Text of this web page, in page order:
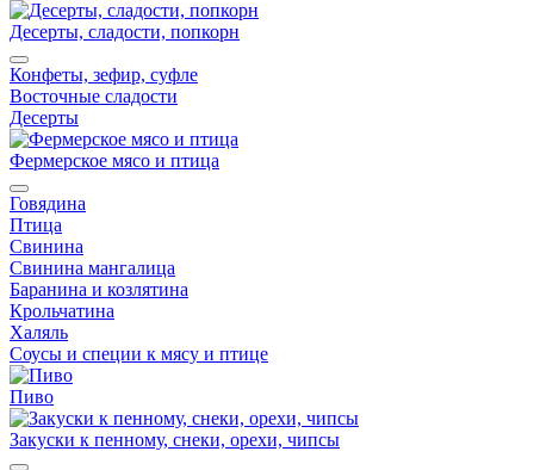
Десерты, сладости, попкорн
Конфеты, зефир, суфле
Восточные сладости
Десерты
Фермерское мясо и птица
Говядина
Птица
Свинина
Свинина мангалица
Баранина и козлятина
Крольчатина
Халяль
Соусы и специи к мясу и птице
Пиво
Закуски к пенному, снеки, орехи, чипсы